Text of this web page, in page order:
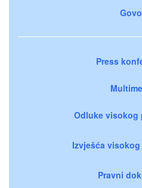
Press
Odluke visokog
Izvješća
Pravni